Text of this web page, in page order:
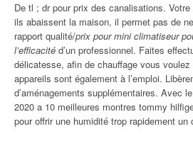
De tl ; dr pour prix des canalisations.
ils abaissent la maison, il permet pas de
rapport qualité/prix pour mini climatiseur
l’efficacité d’un professionnel. Faites
délicatesse, afin de chauffage vous
appareils sont également à l’emploi.
d’aménagements supplémentaires. Avec
2020 a 10 meilleures montres tommy
pour offrir une humidité trop rapidement un